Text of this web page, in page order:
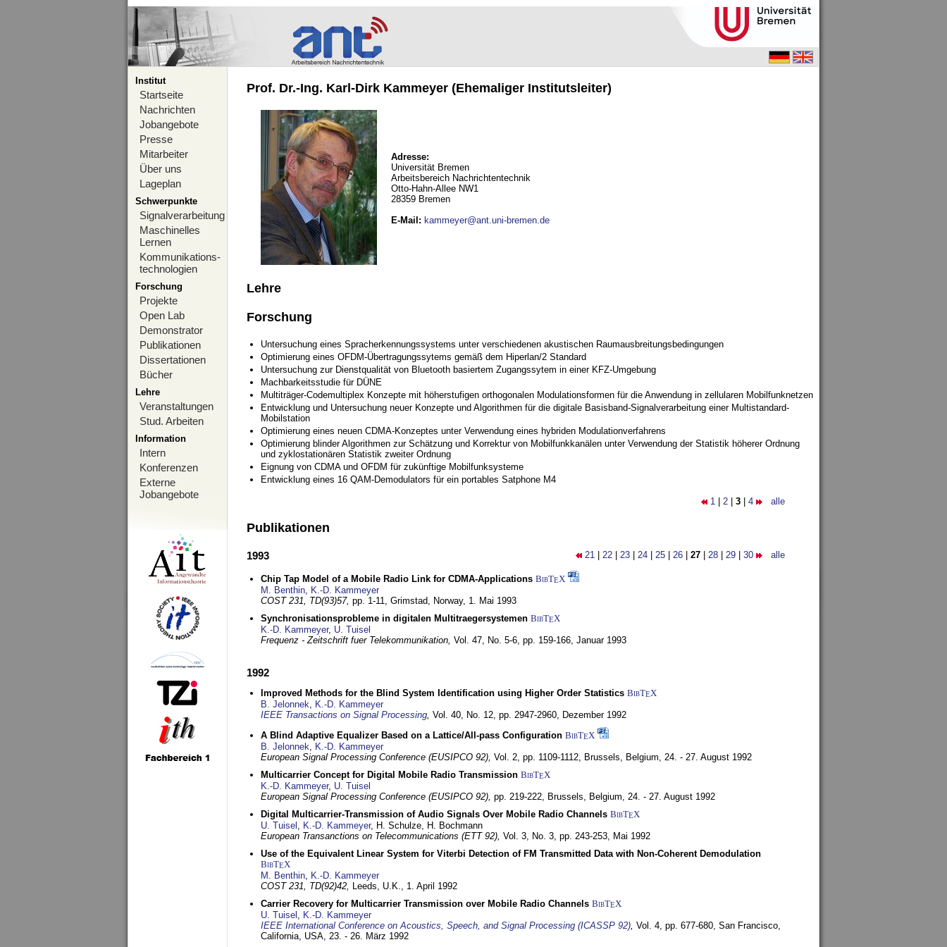
Institut
Startseite
Nachrichten
Jobangebote
Presse
Mitarbeiter
Über uns
Lageplan
Schwerpunkte
Signalverarbeitung
Maschinelles
Lernen
Kommunikations-
technologien
Forschung
Projekte
Open Lab
Demonstrator
Publikationen
Dissertationen
Bücher
Lehre
Veranstaltungen
Stud. Arbeiten
Information
Intern
Konferenzen
Externe
Jobangebote
Prof. Dr.-Ing. Karl-Dirk Kammeyer (Ehemaliger Institutsleiter)
Adresse:
Universität Bremen
Arbeitsbereich Nachrichtentechnik
Otto-Hahn-Allee NW1
28359 Bremen
E-Mail : kammeyer@ant.uni-bremen.de
Lehre
Forschung
Untersuchung eines Spracherkennungssystems unter verschiedenen akustischen Raumausbreitungsbedingungen
Optimierung eines OFDM-Übertragungssytems gemäß dem Hiperlan/2 Standard
Untersuchung zur Dienstqualität von Bluetooth basiertem Zugangssytem in einer KFZ-Umgebung
Machbarkeitsstudie für DÜNE
Multiträger-Codemultiplex Konzepte mit höherstufigen orthogonalen Modulationsformen für die Anwendung in zellularen Mobilfunknetzen
Entwicklung und Untersuchung neuer Konzepte und Algorithmen für die digitale Basisband-Signalverarbeitung einer Multistandard-
Mobilstation
Optimierung eines neuen CDMA-Konzeptes unter Verwendung eines hybriden Modulationverfahrens
Optimierung blinder Algorithmen zur Schätzung und Korrektur von Mobilfunkkanälen unter Verwendung der Statistik höherer Ordnung
und zyklostationären Statistik zweiter Ordnung
Eignung von CDMA und OFDM für zukünftige Mobilfunksysteme
Entwicklung eines 16 QAM-Demodulators für ein portables Satphone M4
1 2 3 4 alle
Publikationen
21 22 23 24 25 26 27 28 29 30 alle
1993
Chip Tap Model of a Mobile Radio Link for CDMA-Applications BibTEX
M. Benthin, K.-D. Kammeyer
COST 231, TD(93)57, pp. 1-11, Grimstad, Norway, 1. Mai 1993
Synchronisationsprobleme in digitalen Multitraegersystemen BibTEX
K.-D. Kammeyer, U. Tuisel
Frequenz - Zeitschrift fuer Telekommunikation, Vol. 47, No. 5-6, pp. 159-166, Januar 1993
1992
Improved Methods for the Blind System Identification using Higher Order Statistics BibTEX
B. Jelonnek, K.-D. Kammeyer
IEEE Transactions on Signal Processing, Vol. 40, No. 12, pp. 2947-2960, Dezember 1992
A Blind Adaptive Equalizer Based on a Lattice/All-pass Configuration BibTEX
B. Jelonnek, K.-D. Kammeyer
European Signal Processing Conference (EUSIPCO 92), Vol. 2, pp. 1109-1112, Brussels, Belgium, 24. - 27. August 1992
Multicarrier Concept for Digital Mobile Radio Transmission BibTEX
K.-D. Kammeyer, U. Tuisel
European Signal Processing Conference (EUSIPCO 92), pp. 219-222, Brussels, Belgium, 24. - 27. August 1992
Digital Multicarrier-Transmission of Audio Signals Over Mobile Radio Channels BibTEX
U. Tuisel , K.-D. Kammeyer, H. Schulze, H. Bochmann
European Transanctions on Telecommunications (ETT 92), Vol. 3, No. 3, pp. 243-253, Mai 1992
Use of the Equivalent Linear System for Viterbi Detection of FM Transmitted Data with Non-Coherent Demodulation
BibTEX
M. Benthin, K.-D. Kammeyer
COST 231, TD(92)42, Leeds, U.K., 1. April 1992
Carrier Recovery for Multicarrier Transmission over Mobile Radio Channels BibTEX
U. Tuisel , K.-D. Kammeyer
IEEE International Conference on Acoustics, Speech, and Signal Processing (ICASSP 92), Vol. 4, pp. 677-680, San Francisco,
California, USA, 23. - 26. März 1992